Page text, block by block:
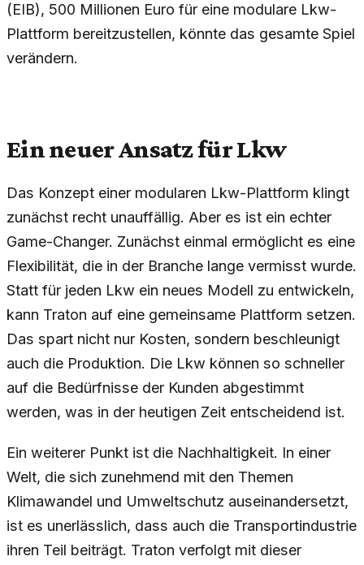
(EIB), 500 Millionen Euro für eine modulare Lkw-
Plattform bereitzustellen, könnte das gesamte Spiel
verändern.
Ein neuer Ansatz für Lkw
Das Konzept einer modularen Lkw-Plattform klingt
zunächst recht unauffällig. Aber es ist ein echter
Game-Changer. Zunächst einmal ermöglicht es eine
Flexibilität, die in der Branche lange vermisst wurde.
Statt für jeden Lkw ein neues Modell zu entwickeln,
kann Traton auf eine gemeinsame Plattform setzen.
Das spart nicht nur Kosten, sondern beschleunigt
auch die Produktion. Die Lkw können so schneller
auf die Bedürfnisse der Kunden abgestimmt
werden, was in der heutigen Zeit entscheidend ist.
Ein weiterer Punkt ist die Nachhaltigkeit. In einer
Welt, die sich zunehmend mit den Themen
Klimawandel und Umweltschutz auseinandersetzt,
ist es unerlässlich, dass auch die Transportindustrie
ihren Teil beiträgt. Traton verfolgt mit dieser